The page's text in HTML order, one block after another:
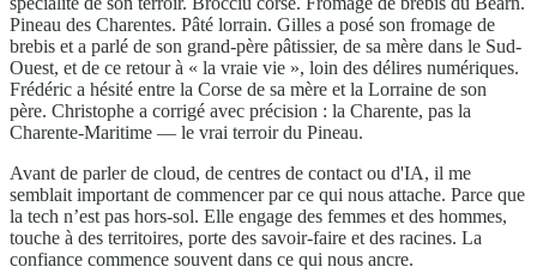
Pineau des Charentes. Pâté lorrain. Gilles a posé son fromage de
brebis et a parlé de son grand-père pâtissier, de sa mère dans le Sud-
Ouest, et de ce retour à « la vraie vie », loin des délires numériques.
Frédéric a hésité entre la Corse de sa mère et la Lorraine de son
père. Christophe a corrigé avec précision : la Charente, pas la
Charente-Maritime — le vrai terroir du Pineau.
Avant de parler de cloud, de centres de contact ou d'IA, il me
semblait important de commencer par ce qui nous attache. Parce que
la tech n’est pas hors-sol. Elle engage des femmes et des hommes,
touche à des territoires, porte des savoir-faire et des racines. La
confiance commence souvent dans ce qui nous ancre.